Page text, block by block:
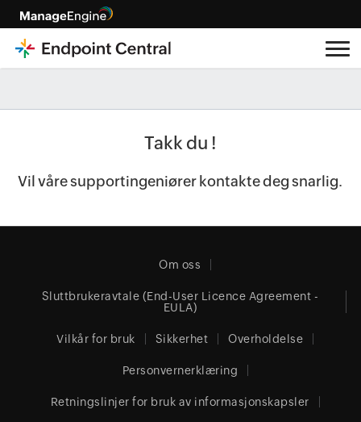
Takk du !
Vil våre supportingeniører kontakte deg snarlig.
Om oss
Sluttbrukeravtale (End-User Licence Agreement -
EULA)
Vilkår for bruk Sikkerhet Overholdelse
Personvernerklæring
Retningslinjer for bruk av informasjonskapsler